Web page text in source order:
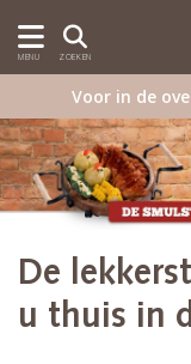
MENU ZOEKEN
Voor in de
De
u thuis in